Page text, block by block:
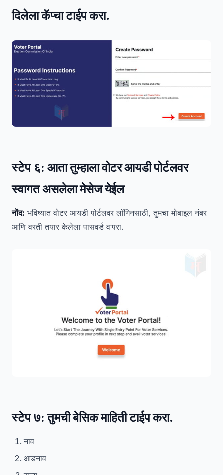
दिलेला कॅप्चा टाईप करा.
स्टेप ६: आता तुम्हाला वोटर आयडी पोर्टलवर
स्वागत असलेला मेसेज येईल
नोंद: भविष्यात वोटर आयडी पोर्टलवर लॉगिनसाठी, तुमचा मोबाइल नंबर
आणि वरती तयार केलेला पासवर्ड वापरा.
स्टेप ७: तुमची बेसिक माहिती टाईप करा.
नाव
आडनाव